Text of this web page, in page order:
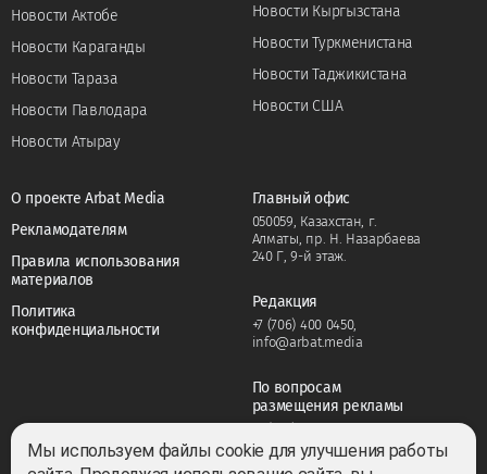
Новости Актобе
Новости Караганды
Новости Тараза
Новости Павлодара
Новости Атырау
Новости Кыргызстана
Новости Туркменистана
Новости Таджикистана
Новости США
О проекте Arbat Media
Рекламодателям
Правила использования
материалов
Политика
конфиденциальности
Главный офис
050059, Казахстан, г.
Алматы, пр. Н. Назарбаева
240 Г, 9-й этаж.
Редакция
+7 (706) 400 0450,
info@arbat.media
По вопросам
размещения рекламы
adv@arbat.media
Мы используем файлы cookie для улучшения работы